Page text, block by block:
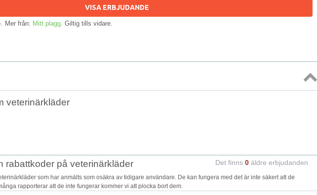
VISA ERBJUDANDE
Mer från: Mitt plagg . Giltig tills vidare.
Topp
veterinärkläder
rabattkoder på veterinärkläder Det finns 0 äldre erbjudanden
som har anmälts som osäkra av tidigare användare. De kan fungera med det är inte säkert att de
rapporterar att de inte fungerar kommer vi att plocka bort dem.